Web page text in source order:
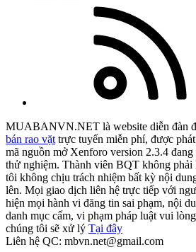
MUABANVN.NET là website diễn đàn
bán rao vặt trực tuyến miễn phí, được
mã nguồn mở Xenforo version 2.3.4
thử nghiệm. Thành viên BQT không phải
tôi không chịu trách nhiệm bất kỳ nội
lên. Mọi giao dịch liên hệ trực tiếp với
hiện mọi hành vi đăng tin sai phạm, nội
danh mục cấm, vi phạm pháp luật vui
chúng tôi sẽ xử lý Tại đây
Liên hệ QC: mbvn.net@gmail.com